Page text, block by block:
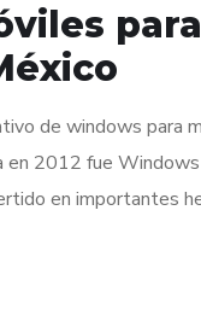
para
de windows para
en 2012 fue
en importantes